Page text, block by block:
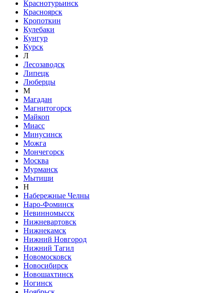
Краснотурьинск
Красноярск
Кропоткин
Кулебаки
Кунгур
Курск
Л
Лесозаводск
Липецк
Люберцы
М
Магадан
Магнитогорск
Майкоп
Миасс
Минусинск
Можга
Мончегорск
Москва
Мурманск
Мытищи
Н
Набережные Челны
Наро-Фоминск
Невинномысск
Нижневартовск
Нижнекамск
Нижний Новгород
Нижний Тагил
Новомосковск
Новосибирск
Новошахтинск
Ногинск